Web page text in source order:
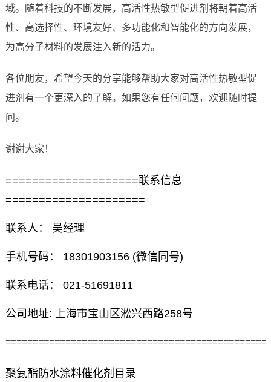
域。随着科技的不断发展，高活性热敏型促进剂将朝着高活
性、高选择性、环境友好、多功能化和智能化的方向发展，
为高分子材料的发展注入新的活力。
各位朋友，希望今天的分享能够帮助大家对高活性热敏型促
进剂有一个更深入的了解。如果您有任何问题，欢迎随时提
问。
谢谢大家！
====================联系信息
=====================
联系人： 吴经理
手机号码： 18301903156 (微信同号)
联系电话： 021-51691811
公司地址: 上海市宝山区淞兴西路258号
聚氨酯防水涂料催化剂目录